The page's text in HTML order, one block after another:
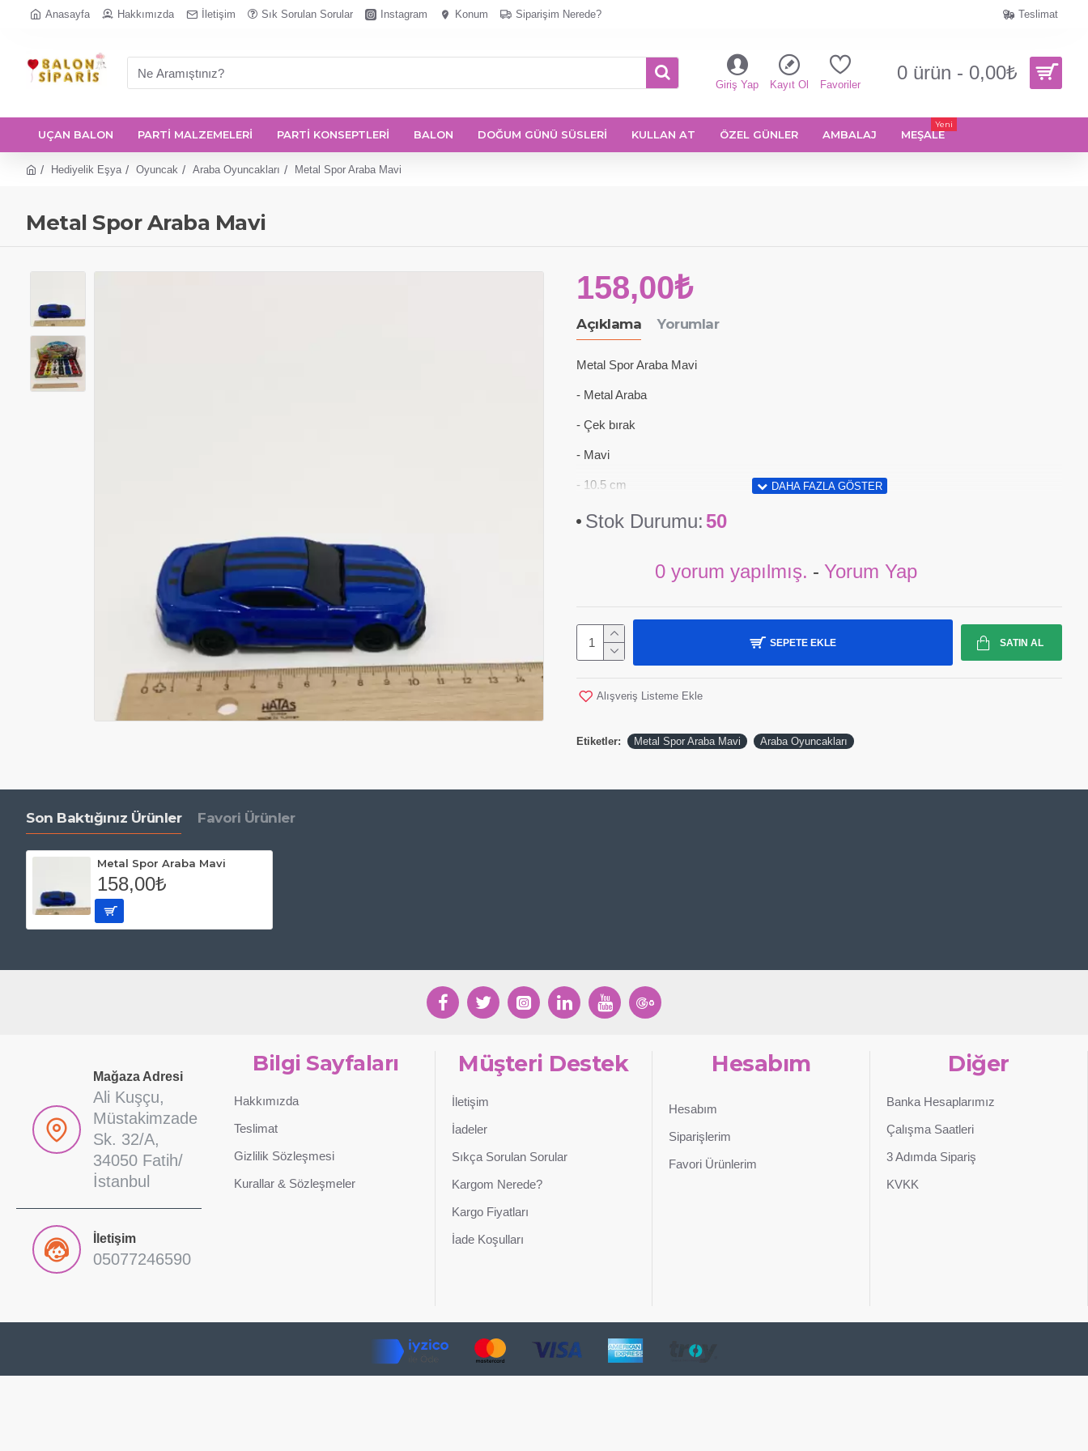
Anasayfa Hakkımızda İletişim Sık Sorulan Sorular Instagram Konum Siparişim Nerede? Teslimat
Giriş Yap Kayıt Ol Favoriler
0 ürün - 0,00₺
UÇAN BALON PARTİ MALZEMELERİ PARTİ KONSEPTLERİ BALON DOĞUM GÜNÜ SÜSLERİ KULLAN AT ÖZEL GÜNLER AMBALAJ MEŞALE
Yeni
Hediyelik Eşya Oyuncak Araba Oyuncakları Metal Spor Araba Mavi
Metal Spor Araba Mavi
Açıklama Yorumlar
Metal Spor Araba Mavi
- Metal Araba
- Çek bırak
- Mavi
- 10.5 cm
Stok Durumu: 50
0 yorum yapılmış. - Yorum Yap
158,00₺
SEPETE EKLE SATIN AL
Alışveriş Listeme Ekle
Etiketler: Metal Spor Araba Mavi Araba Oyuncakları
Son Baktığınız Ürünler Favori Ürünler
Metal Spor Araba Mavi
158,00₺
Mağaza Adresi
Ali Kuşçu,
Müstakimzade
Sk. 32/A,
34050 Fatih/
İstanbul
İletişim
05077246590
Bilgi Sayfaları
Hakkımızda
Teslimat
Gizlilik Sözleşmesi
Kurallar & Sözleşmeler
Müşteri Destek
İletişim
İadeler
Sıkça Sorulan Sorular
Kargom Nerede?
Kargo Fiyatları
İade Koşulları
Hesabım
Hesabım
Siparişlerim
Favori Ürünlerim
Diğer
Banka Hesaplarımız
Çalışma Saatleri
3 Adımda Sipariş
KVKK